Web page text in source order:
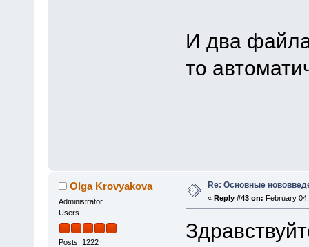
И два
то
Olga Krovyakova
Administrator
Users
Posts: 1222
Re: Основные
« Reply #43 on: February